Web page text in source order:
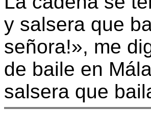
y salsera que
señora!», me
de baile en
salsera que